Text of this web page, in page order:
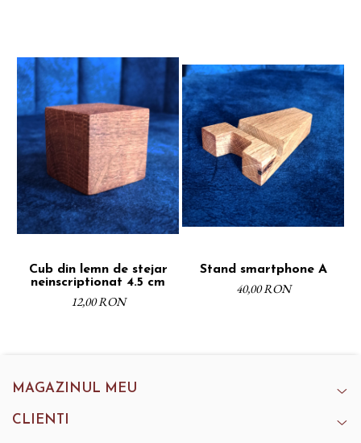
Cub din lemn de stejar
neinscriptionat 4.5 cm
12,00 RON
Stand smartphone A
40,00 RON
MAGAZINUL MEU
CLIENTI